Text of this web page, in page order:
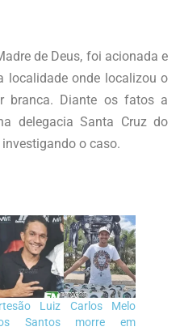
de Deus, foi acionada e
localidade onde localizou o
branca. Diante os fatos a
delegacia Santa Cruz do
o caso.
Luiz Carlos Melo
Santos morre em